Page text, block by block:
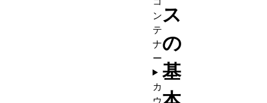
ス
の
基
ン
テ
ナ
ー
カ
ウ